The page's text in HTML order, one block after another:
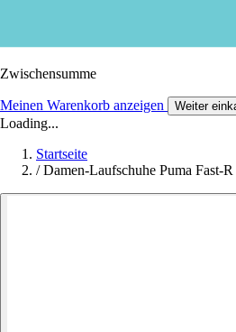
Zwischensumme
Meinen Warenkorb anzeigen Weiter
Loading...
Startseite
/ Damen-Laufschuhe Puma Fast-